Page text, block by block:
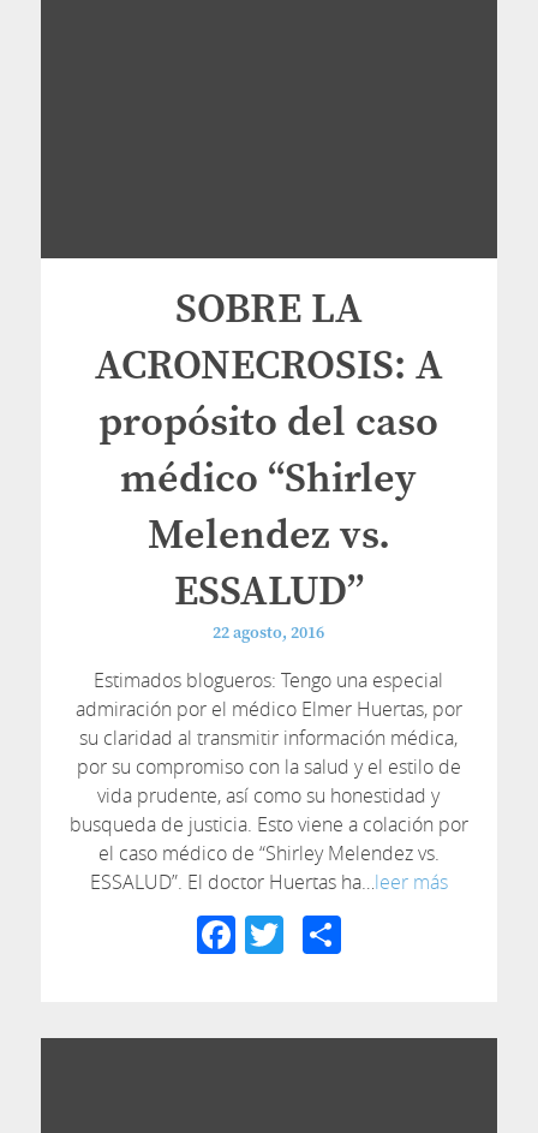
SOBRE LA
ACRONECROSIS: A
propósito del caso
médico “Shirley
Melendez vs.
ESSALUD”
22 agosto, 2016
Estimados blogueros: Tengo una especial
admiración por el médico Elmer Huertas, por
su claridad al transmitir información médica,
por su compromiso con la salud y el estilo de
vida prudente, así como su honestidad y
busqueda de justicia. Esto viene a colación por
el caso médico de “Shirley Melendez vs.
ESSALUD”. El doctor Huertas ha…leer más
Facebook
TwitterCompartir